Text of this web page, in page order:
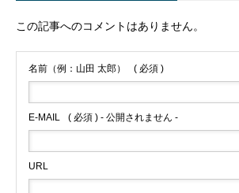
この記事へのコメントはありません。
名前（例：山田 太郎） ( 必須 )
E-MAIL ( 必須 ) - 公開されません -
URL